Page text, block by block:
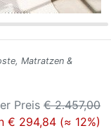
Matratzen &
Preis € 2.457,00
€ 294,84 (≈ 12%)